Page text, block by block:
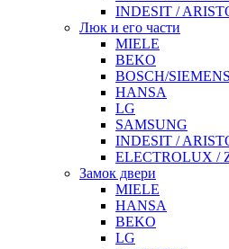
INDESIT /
Люк и его части
MIELE
BEKO
BOSCH/
HANSA
LG
SAMSUNG
INDESIT /
ELECTROLUX /
Замок двери
MIELE
HANSA
BEKO
LG